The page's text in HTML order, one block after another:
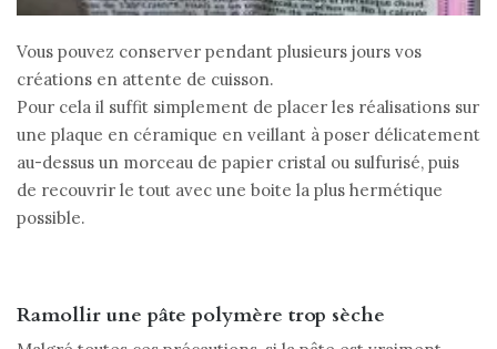
Vous pouvez conserver pendant plusieurs jours vos
créations en attente de cuisson.
Pour cela il suffit simplement de placer les réalisations sur
une plaque en céramique en veillant à poser délicatement
au-dessus un morceau de papier cristal ou sulfurisé, puis
de recouvrir le tout avec une boite la plus hermétique
possible.
Ramollir une pâte polymère trop sèche